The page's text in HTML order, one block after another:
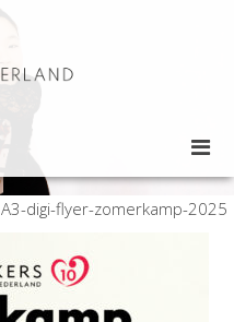
A3-digi-flyer-zomerkamp-2025